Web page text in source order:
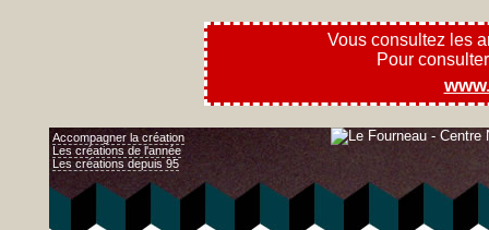
Vous consultez les
Pour
Accompagner la création
Les créations de l'année
Les créations depuis 95